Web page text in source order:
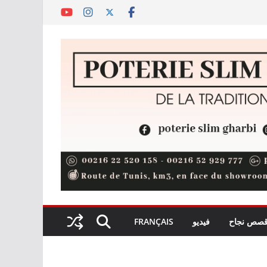
نجاح فيديو FRANÇAIS